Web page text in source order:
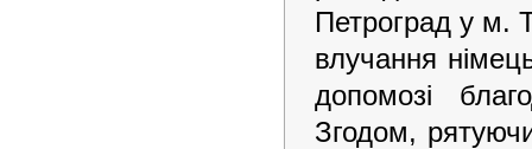
Петроград у м.
влучання
допомозі
Згодом,